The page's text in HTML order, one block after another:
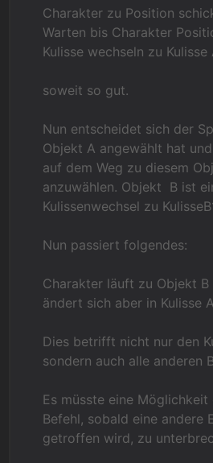
Charakter zu Position
Warten bis Charakter
Kulisse wechseln zu Kulisse
soweit so gut.
Nun entscheidet sich der
Objekt A angewählt hat
auf dem Weg zu diesem
anzuwählen. Objekt B ist
Kulissenwechsel zu
Nun passiert folgendes:
Charakter läuft zu Objekt B
ändert sich aber in Kulisse
Dies betrifft nicht nur den
sondern auch alle anderen
Es müsste eine Möglichkeit
Befehl, sobald eine andere
getroffen wird, zu